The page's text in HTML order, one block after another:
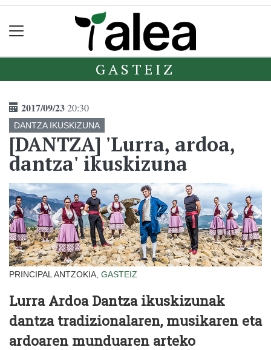
GASTEIZ
2017/09/2320:30
DANTZA IKUSKIZUNA
[DANTZA] 'Lurra, ardoa,
dantza' ikuskizuna
PRINCIPAL ANTZOKIA, GASTEIZ
Lurra Ardoa Dantza ikuskizunak
dantza tradizionalaren, musikaren eta
ardoaren munduaren arteko